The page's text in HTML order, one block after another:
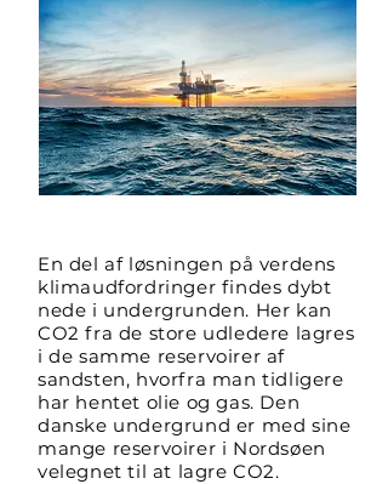
En del af løsningen på verdens
klimaudfordringer findes dybt
nede i undergrunden. Her kan
CO2 fra de store udledere lagres
i de samme reservoirer af
sandsten, hvorfra man tidligere
har hentet olie og gas. Den
danske undergrund er med sine
mange reservoirer i Nordsøen
velegnet til at lagre CO2.